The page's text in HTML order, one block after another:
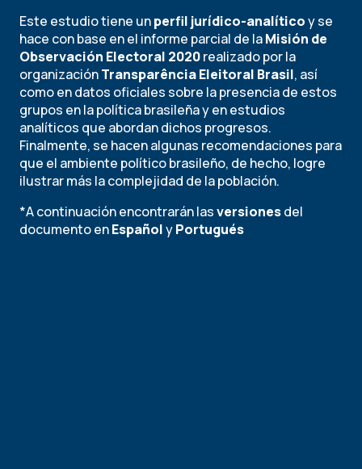
Este estudio tiene unperfil jurídico-analíticoy se
hace con base en el informe parcial de laMisión de
Observación Electoral 2020realizado por la
organizaciónTransparência Eleitoral Brasil, así
como en datos oficiales sobre la presencia de estos
grupos en la política brasileña y en estudios
analíticos que abordan dichos progresos.
Finalmente, se hacen algunas recomendaciones para
que el ambiente político brasileño, de hecho, logre
ilustrar más la complejidad de la población.
*A continuación encontrarán lasversionesdel
documento enEspañolyPortugués